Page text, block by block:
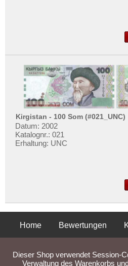
Kirgistan - 100 Som (#021_UNC)
Datum: 2002
Katalognr.: 021
Erhaltung: UNC
Home Bewertungen
Liefer- und
Dieser Shop verwendet Session-
Verwaltung des Warenkorbs